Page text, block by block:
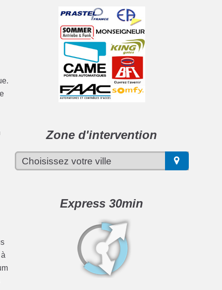
Zone d'intervention
Express 30min